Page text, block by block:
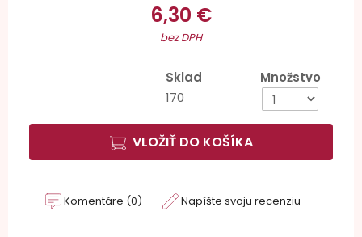
6,30 €
bez DPH
Sklad
170
Množstvo
VLOŽIŤ DO KOŠÍKA
Komentáre (0) Napíšte svoju recenziu